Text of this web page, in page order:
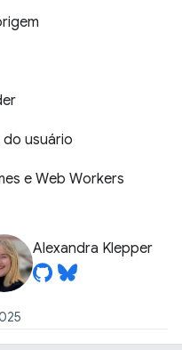
usuário
e Web Workers
Alexandra Klepper